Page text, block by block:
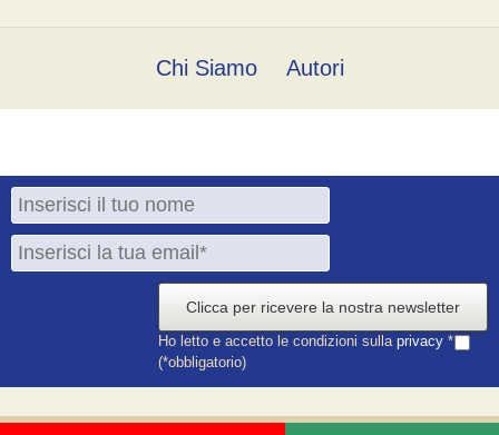
Chi Siamo Autori
Clicca per ricevere la nostra newsletter
Ho letto e accetto le condizioni sulla privacy *
(*obbligatorio)